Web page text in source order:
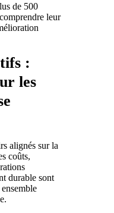
de 500
leur
:
les
alignés sur la
coûts,
durable sont